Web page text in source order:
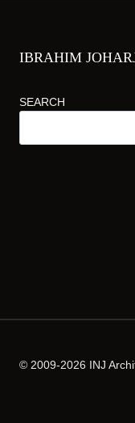
IBRAHIM
SEARCH
© 2009-2026 INJ